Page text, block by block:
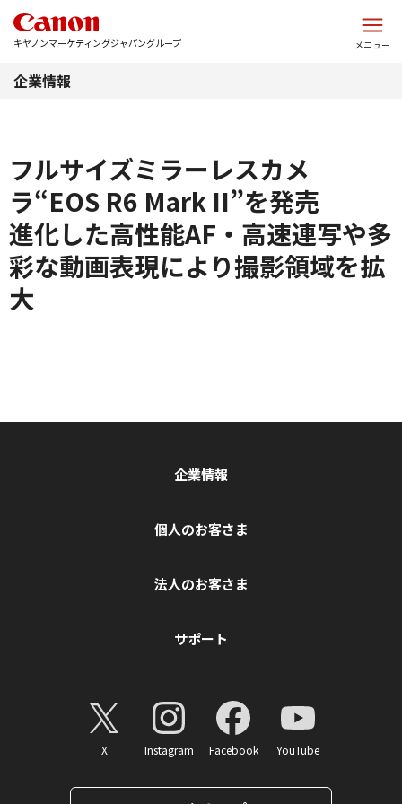
キヤノンマーケティングジャパングループ メニュー
企業情報
フルサイズミラーレスカメ
ラ“EOS R6 Mark II”を発売
進化した高性能AF・高速連写や多
彩な動画表現により撮影領域を拡
大
企業情報
個人のお客さま
法人のお客さま
サポート
X Instagram Facebook YouTube